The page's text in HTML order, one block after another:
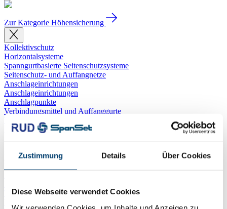
Zustimmung Details Über Cookies
Diese Webseite verwendet Cookies
Zur Kategorie Höhensicherung
Kollektivschutz
Horizontalsysteme
Spanngurtbasierte Seitenschutzsysteme
Seitenschutz- und Auffangnetze
Anschlageinrichtungen
Anschlageinrichtungen
Anschlagpunkte
Verbindungsmittel und Auffanggurte
Verbindungsmittel
Halteseile
Höhensicherungsgeräte
Transporttaschen und Koffer